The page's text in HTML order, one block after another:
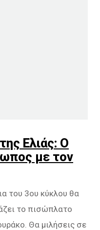
Ελιάς: Ο
με τον
του 3ου κύκλου θα
το πισώπλατο
Θα μιλήσεις σε